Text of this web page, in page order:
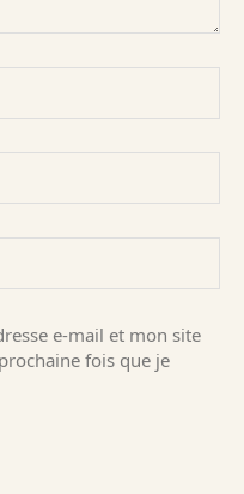
e-mail et mon site
fois que je